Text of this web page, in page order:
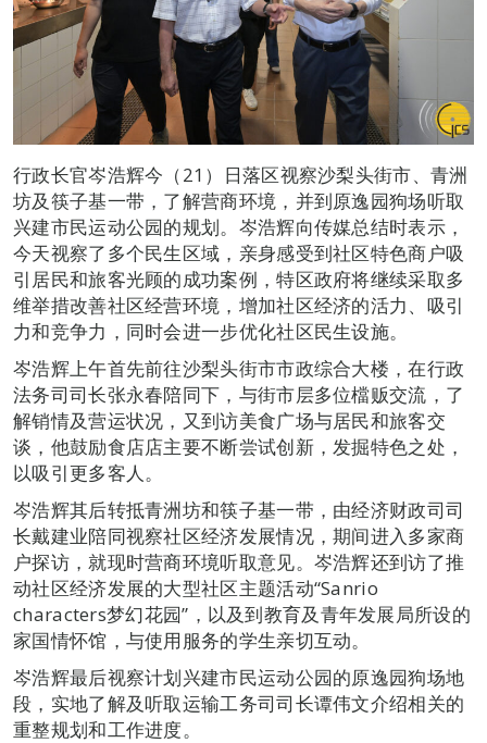
行政长官岑浩辉今（21）日落区视察沙梨头街市、青洲
坊及筷子基一带，了解营商环境，并到原逸园狗场听取
兴建市民运动公园的规划。岑浩辉向传媒总结时表示，
今天视察了多个民生区域，亲身感受到社区特色商户吸
引居民和旅客光顾的成功案例，特区政府将继续采取多
维举措改善社区经营环境，增加社区经济的活力、吸引
力和竞争力，同时会进一步优化社区民生设施。
岑浩辉上午首先前往沙梨头街市市政综合大楼，在行政
法务司司长张永春陪同下，与街市层多位檔贩交流，了
解销情及营运状况，又到访美食广场与居民和旅客交
谈，他鼓励食店店主要不断尝试创新，发掘特色之处，
以吸引更多客人。
岑浩辉其后转抵青洲坊和筷子基一带，由经济财政司司
长戴建业陪同视察社区经济发展情况，期间进入多家商
户探访，就现时营商环境听取意见。岑浩辉还到访了推
动社区经济发展的大型社区主题活动“Sanrio
characters梦幻花园”，以及到教育及青年发展局所设的
家国情怀馆，与使用服务的学生亲切互动。
岑浩辉最后视察计划兴建市民运动公园的原逸园狗场地
段，实地了解及听取运输工务司司长谭伟文介绍相关的
重整规划和工作进度。